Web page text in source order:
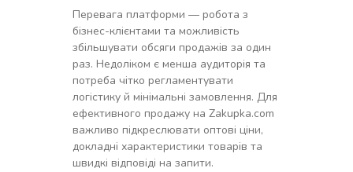
Перевага платформи — робота з
бізнес-клієнтами та можливість
збільшувати обсяги продажів за один
раз. Недоліком є менша аудиторія та
потреба чітко регламентувати
логістику й мінімальні замовлення. Для
ефективного продажу на Zakupka.com
важливо підкреслювати оптові ціни,
докладні характеристики товарів та
швидкі відповіді на запити.